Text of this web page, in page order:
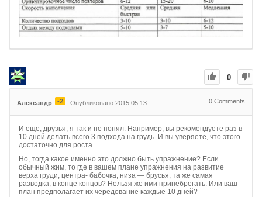
0
Александр -2 Опубликовано 2015.05.13 0 Comments
И еще, друзья, я так и не понял. Например, вы рекомендуете раз в
10 дней делать всего 3 подхода на грудь. И вы уверяете, что этого
достаточно для роста.
Но, тогда какое именно это должно быть упражнение? Если
обычный жим, то где в вашем плане упражнения на развитие
верха груди, центра- бабочка, низа — брусья, та же самая
разводка, в конце концов? Нельзя же ими принебрегать. Или ваш
план предполагает их чередование каждые 10 дней?